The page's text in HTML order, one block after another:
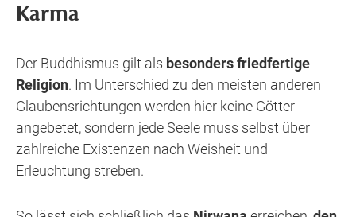
Karma
Der Buddhismus gilt als besonders friedfertige
Religion. Im Unterschied zu den meisten anderen
Glaubensrichtungen werden hier keine Götter
angebetet, sondern jede Seele muss selbst über
zahlreiche Existenzen nach Weisheit und
Erleuchtung streben.